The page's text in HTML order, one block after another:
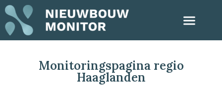
Monitoringspagina regio
Haaglanden